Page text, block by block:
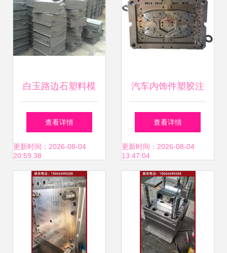
产商 塑料模具加工
厂家 津澳橡塑制品
料制品生产商 塑料
模具加工厂家 津澳
橡塑制品厂价格
白玉路边石塑料模
具 保定市顺永建筑
材料厂
查看详情
更新时间：2026-08-04
20:59:38
汽车内饰件塑胶注
塑模具制造加工厂
查看详情
更新时间：2026-08-04
13:47:04